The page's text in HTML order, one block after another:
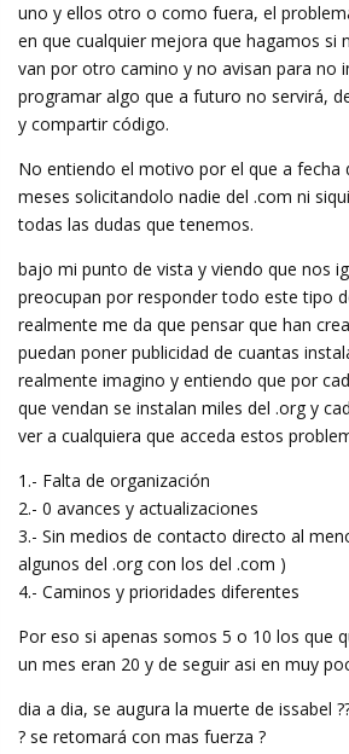
uno y ellos otro o como fuera, el
en que cualquier mejora que hagamos si
van por otro camino y no avisan para no
programar algo que a futuro no servirá,
y compartir código.
No entiendo el motivo por el que a fecha
meses solicitandolo nadie del .com ni
todas las dudas que tenemos.
bajo mi punto de vista y viendo que nos
preocupan por responder todo este tipo
realmente me da que pensar que han
puedan poner publicidad de cuantas
realmente imagino y entiendo que por
que vendan se instalan miles del .org y
ver a cualquiera que acceda estos
1.- Falta de organización
2.- 0 avances y actualizaciones
3.- Sin medios de contacto directo al
algunos del .org con los del .com )
4.- Caminos y prioridades diferentes
Por eso si apenas somos 5 o 10 los que
un mes eran 20 y de seguir asi en muy
dia a dia, se augura la muerte de issabel
? se retomará con mas fuerza ?